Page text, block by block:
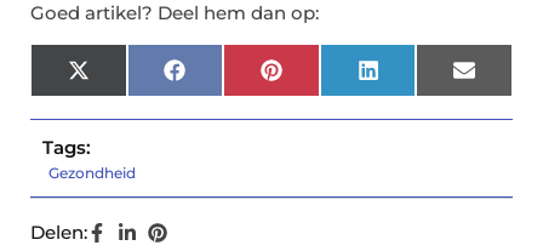
Goed artikel? Deel hem dan op:
X
(Twitter)
FacebookPinterest LinkedIn Email
Tags:
Gezondheid
Delen: